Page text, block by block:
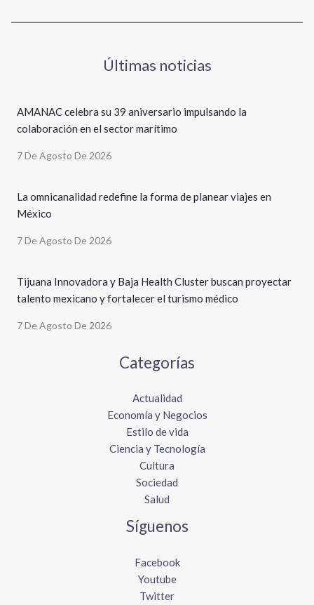
Últimas noticias
AMANAC celebra su 39 aniversario impulsando la
colaboración en el sector marítimo
7 De Agosto De 2026
La omnicanalidad redefine la forma de planear viajes en
México
7 De Agosto De 2026
Tijuana Innovadora y Baja Health Cluster buscan proyectar
talento mexicano y fortalecer el turismo médico
7 De Agosto De 2026
Categorías
Actualidad
Economía y Negocios
Estilo de vida
Ciencia y Tecnología
Cultura
Sociedad
Salud
Síguenos
Facebook
Youtube
Twitter